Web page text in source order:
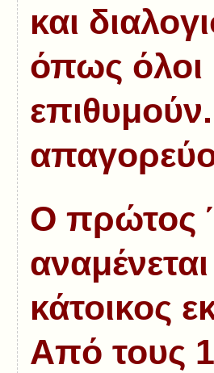
και
όπως όλοι
Ο πρώτος
κάτοικος
Από τους